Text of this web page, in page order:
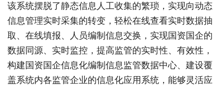
该系统摆脱了静态信息人工收集的繁琐，实现向动态
信息管理实时采集的转变，轻松在线查看实时数据抽
取、在线填报、人员编制信息交换，实现国资国企的
数据同源、实时监控，提高监管的实时性、有效性，
构建国资国企信息化编制信息监管数据中心、建设覆
盖系统内各监管企业的信息化应用系统，能够灵活应